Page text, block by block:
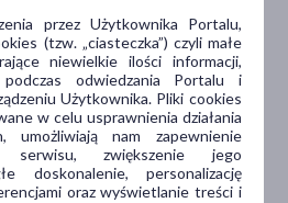
przez Użytkownika Portalu,
(tzw. „ciasteczka”) czyli małe
niewielkie ilości informacji,
odwiedzania Portalu i
Użytkownika. Pliki cookies
w celu usprawnienia działania
umożliwiają nam zapewnienie
serwisu, zwiększenie jego
doskonalenie, personalizację
oraz wyświetlanie treści i